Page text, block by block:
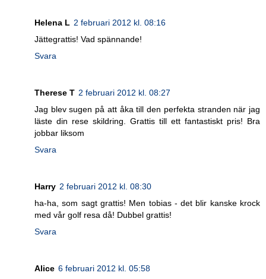
Helena L 2 februari 2012 kl. 08:16
Jättegrattis! Vad spännande!
Svara
Therese T 2 februari 2012 kl. 08:27
Jag blev sugen på att åka till den perfekta stranden när jag
läste din rese skildring. Grattis till ett fantastiskt pris! Bra
jobbar liksom
Svara
Harry 2 februari 2012 kl. 08:30
ha-ha, som sagt grattis! Men tobias - det blir kanske krock
med vår golf resa då! Dubbel grattis!
Svara
Alice 6 februari 2012 kl. 05:58